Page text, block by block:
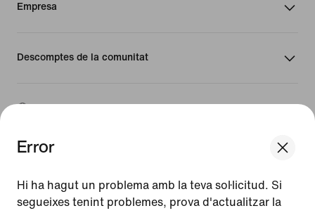
Update your location?
Error
Hi ha hagut un problema amb la teva sol·licitud. Si
segueixes tenint problemes, prova d'actualitzar la
Empresa
Descomptes de la comunitat
Condicions d'ús
Condicions de venda